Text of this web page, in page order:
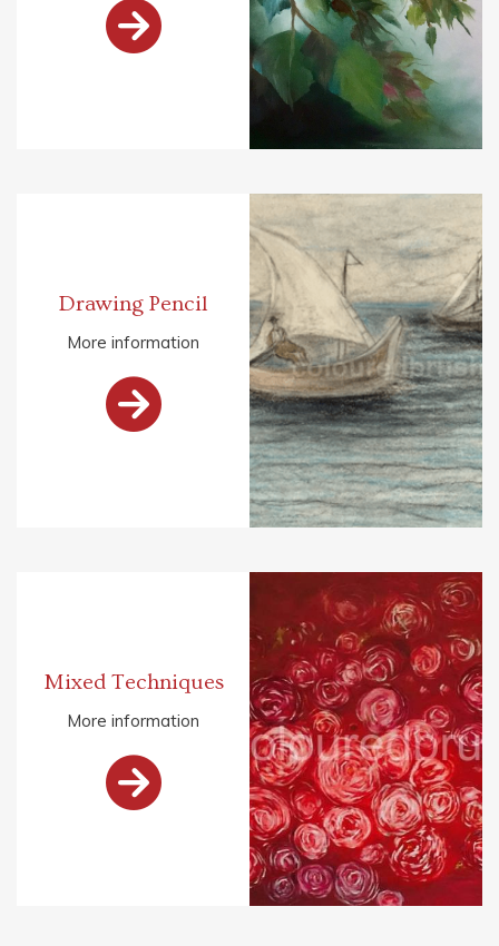

Drawing Pencil
More information

Mixed Techniques
More information
